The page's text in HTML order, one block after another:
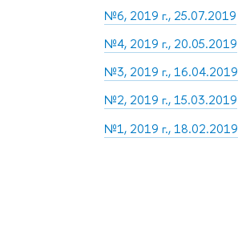
№6, 2019 г., 25.07.2019
№4, 2019 г., 20.05.2019
№3, 2019 г., 16.04.2019
№2, 2019 г., 15.03.2019
№1, 2019 г., 18.02.2019